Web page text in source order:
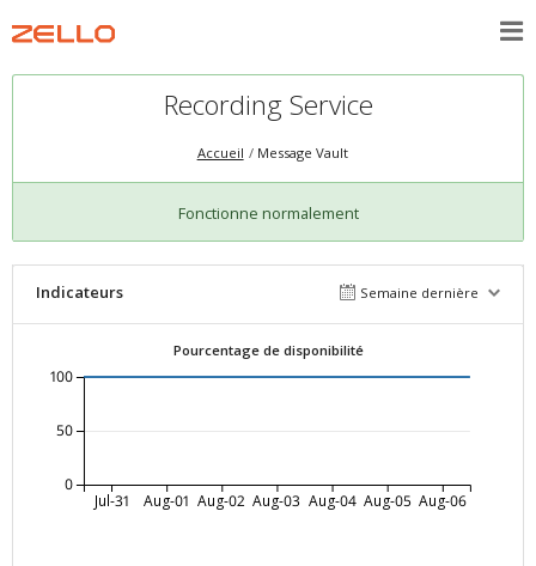
Recording Service
Accueil Message Vault
Fonctionne normalement
Indicateurs Semaine dernière
Pourcentage de disponibilité
Jul-31 Aug-01 Aug-02 Aug-03 Aug-04 Aug-05 Aug-06
0
50
100